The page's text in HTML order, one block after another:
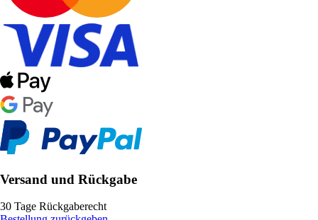
Versand und Rückgabe
30 Tage Rückgaberecht